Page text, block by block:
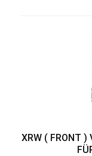
XRW ( FRONT )